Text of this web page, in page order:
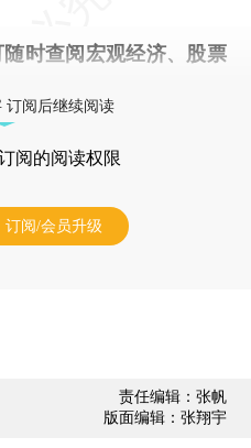
随时查阅宏观经济、股票
订阅后继续阅读
阅的阅读权限
订阅/会员升级
责任编辑：张帆
版面编辑：张翔宇